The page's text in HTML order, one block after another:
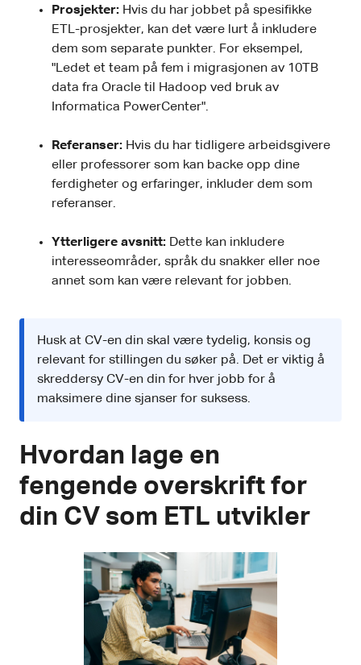
Prosjekter: Hvis du har jobbet på spesifikke
ETL-prosjekter, kan det være lurt å inkludere
dem som separate punkter. For eksempel,
"Ledet et team på fem i migrasjonen av 10TB
data fra Oracle til Hadoop ved bruk av
Informatica PowerCenter".
Referanser: Hvis du har tidligere arbeidsgivere
eller professorer som kan backe opp dine
ferdigheter og erfaringer, inkluder dem som
referanser.
Ytterligere avsnitt: Dette kan inkludere
interesseområder, språk du snakker eller noe
annet som kan være relevant for jobben.
Husk at CV-en din skal være tydelig, konsis og
relevant for stillingen du søker på. Det er viktig å
skreddersy CV-en din for hver jobb for å
maksimere dine sjanser for suksess.
Hvordan lage en
fengende overskrift for
din CV som ETL utvikler